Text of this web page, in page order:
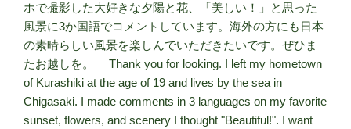
ホで撮影した大好きな夕陽と花、「美しい！」と思った
風景に3か国語でコメントしています。海外の方にも日本
の素晴らしい風景を楽しんでいただきたいです。ぜひま
たお越しを。 Thank you for looking. I left my hometown
of Kurashiki at the age of 19 and lives by the sea in
Chigasaki. I made comments in 3 languages on my favorite
sunset, flowers, and scenery I thought "Beautiful!". I want